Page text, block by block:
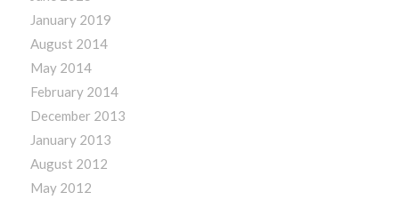
January 2019
August 2014
May 2014
February 2014
December 2013
January 2013
August 2012
May 2012